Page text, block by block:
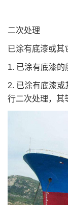
二次处理
已涂有底漆或其
1. 已涂有底漆的
2. 已涂有底漆或
行二次处理，其